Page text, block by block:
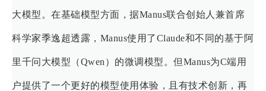
大模型。在基础模型方面，据Manus联合创始人兼首席
科学家季逸超透露，Manus使用了Claude和不同的基于阿
里千问大模型（Qwen）的微调模型。但Manus为C端用
户提供了一个更好的模型使用体验，且有技术创新，再